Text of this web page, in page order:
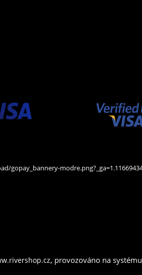
, provozováno na systému